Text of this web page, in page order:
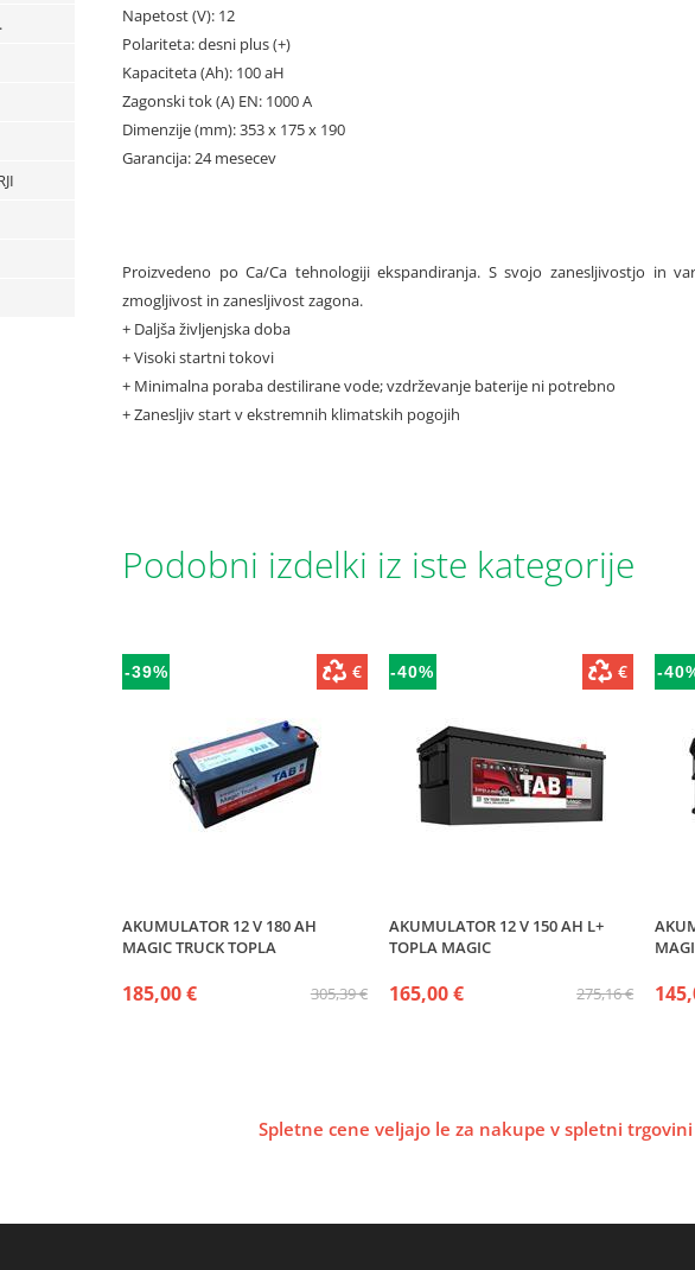
Napetost (V): 12
Polariteta: desni plus (+)
Kapaciteta (Ah): 100 aH
Zagonski tok (A) EN: 1000 A
Dimenzije (mm): 353 x 175 x 190
Garancija: 24 mesecev
Proizvedeno po Ca/Ca tehnologiji ekspandiranja. S svojo zanesljivostjo in
zmogljivost in zanesljivost zagona.
+ Daljša življenjska doba
+ Visoki startni tokovi
+ Minimalna poraba destilirane vode; vzdrževanje baterije ni potrebno
+ Zanesljiv start v ekstremnih klimatskih pogojih
Podobni izdelki iz iste kategorije
-39% €
AKUMULATOR 12 V 180 AH
MAGIC TRUCK TOPLA
305,39 €
185,00 €
-40% €
AKUMULATOR 12 V 150 AH L+
TOPLA MAGIC
275,16 €
165,00 €
-
Spletne cene veljajo le za nakupe v spletni